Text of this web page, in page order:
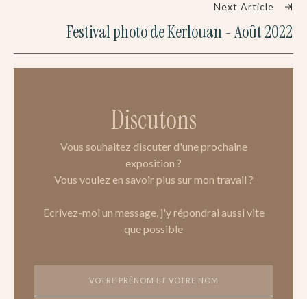
Next Article
Festival photo de Kerlouan - Août 2022
Discutons
Vous souhaitez discuter d'une prochaine
exposition ?
Vous voulez en savoir plus sur mon travail ?
Ecrivez-moi un message, j'y répondrai aussi vite
que possible